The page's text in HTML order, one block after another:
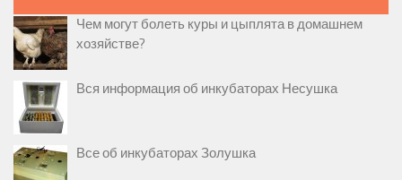
Чем могут болеть куры и цыплята в домашнем
хозяйстве?
Вся информация об инкубаторах Несушка
Все об инкубаторах Золушка